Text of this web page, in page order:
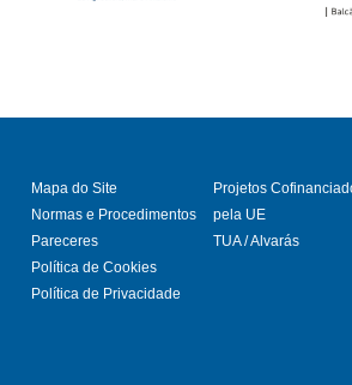
Mapa do Site
Normas e Procedimentos
Pareceres
Política de Cookies
Política de Privacidade
Projetos
pela UE
TUA / Alvarás